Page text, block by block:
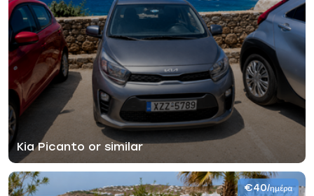
Kia Picanto or similar
€40/ημέρα